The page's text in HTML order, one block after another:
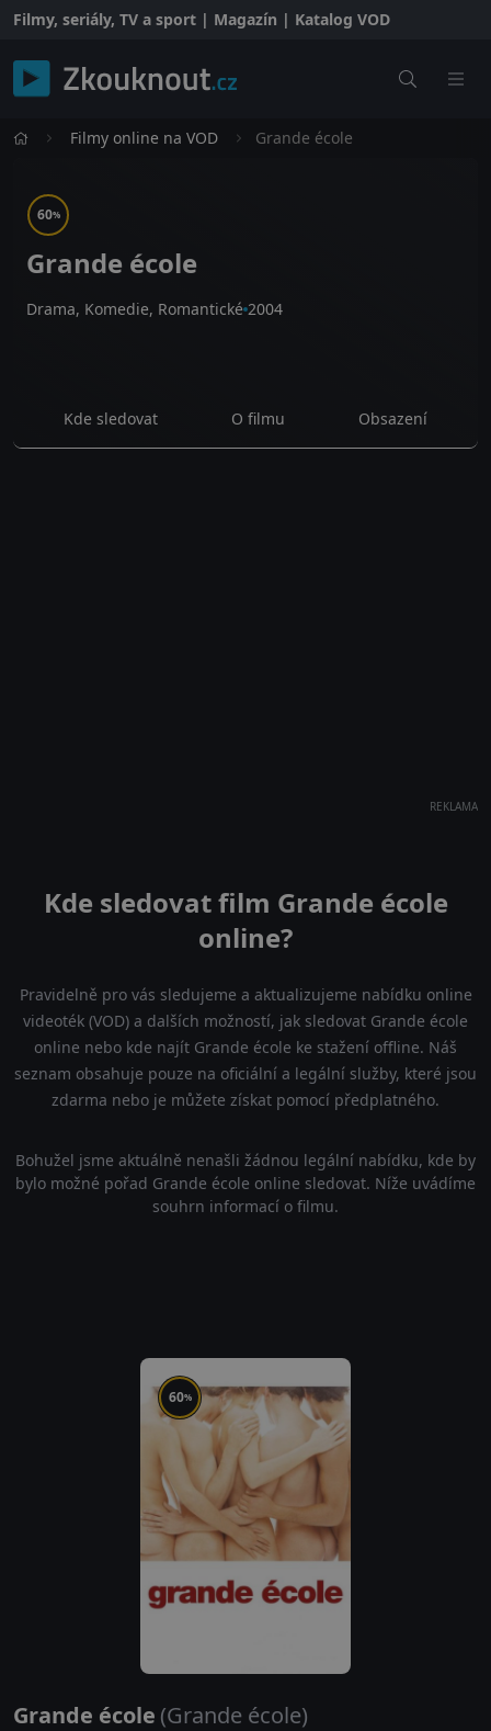
Filmy, seriály, TV a sport | Magazín | Katalog VOD
Filmy online na VOD Grande école
60%
Grande école
Drama, Komedie, Romantické 2004
Kde sledovat O filmu Obsazení
REKLAMA
Kde sledovat film Grande école
online?
Pravidelně pro vás sledujeme a aktualizujeme nabídku online
videoték (VOD) a dalších možností, jak sledovat Grande école
online nebo kde najít Grande école ke stažení offline. Náš
seznam obsahuje pouze na oficiální a legální služby, které jsou
zdarma nebo je můžete získat pomocí předplatného.
Bohužel jsme aktuálně nenašli žádnou legální nabídku, kde by
bylo možné pořad Grande école online sledovat. Níže uvádíme
souhrn informací o filmu.
60%
Grande école (Grande école)